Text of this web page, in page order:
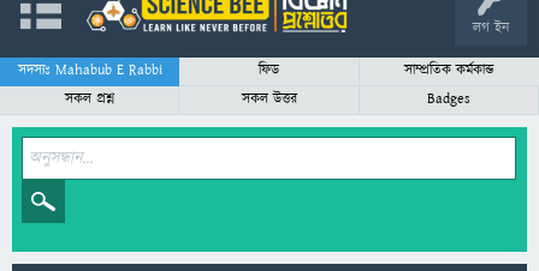
লগ ইন
সদস্যঃ Mahabub E Rabbi ফিড
সাম্প্রতিক কর্মকান্ড
সকল প্রশ্ন
সকল উত্তর Badges